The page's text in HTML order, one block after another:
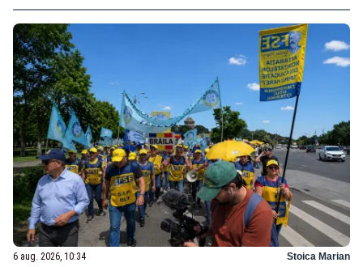
6 aug. 2026, 10:34 Stoica Marian